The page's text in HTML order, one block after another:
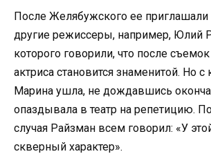
После Желябужского ее приглашали
другие режиссеры, например, Юлий
которого говорили, что после
актриса становится знаменитой. Но с
Марина ушла, не дождавшись
опаздывала в театр на репетицию.
случая Райзман всем говорил: «У
скверный характер».